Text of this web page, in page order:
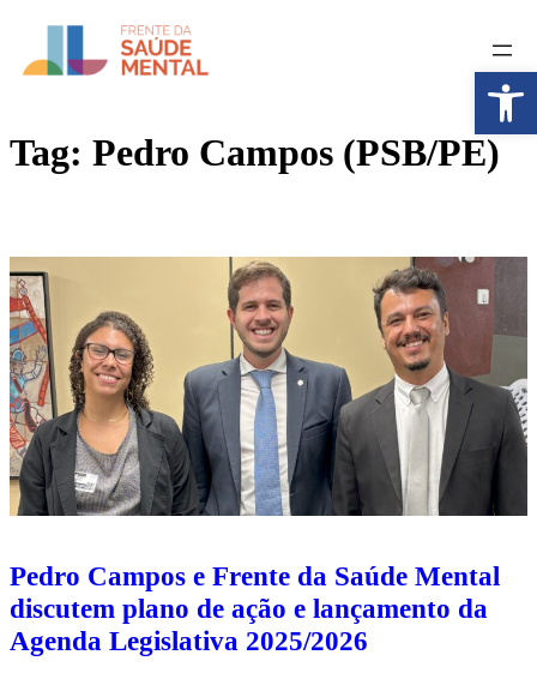
Abrir a
Tag: Pedro Campos (PSB/PE)
Pedro Campos e Frente da Saúde Mental
discutem plano de ação e lançamento da
Agenda Legislativa 2025/2026